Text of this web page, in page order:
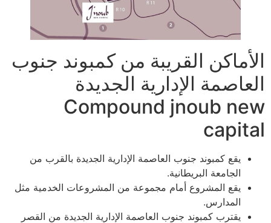
الأماكن القريبة من كمبوند جنوب
العاصمة الإدارية الجديدة
Compound jnoub new
capital
يقع كمبوند جنوب العاصمة الإدارية الجديدة بالقرب من
الجامعة البريطانية.
يقع المشروع أمام مجموعة من المشروعات الخدمية مثل
المدارس.
يقترب كمبوند جنوب العاصمة الإدارية الجديدة من القصر